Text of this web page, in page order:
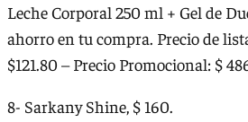
Leche Corporal 250 ml + Gel de
ahorro en tu compra. Precio de
$121.80 – Precio Promocional: $
8- Sarkany Shine, $ 160.